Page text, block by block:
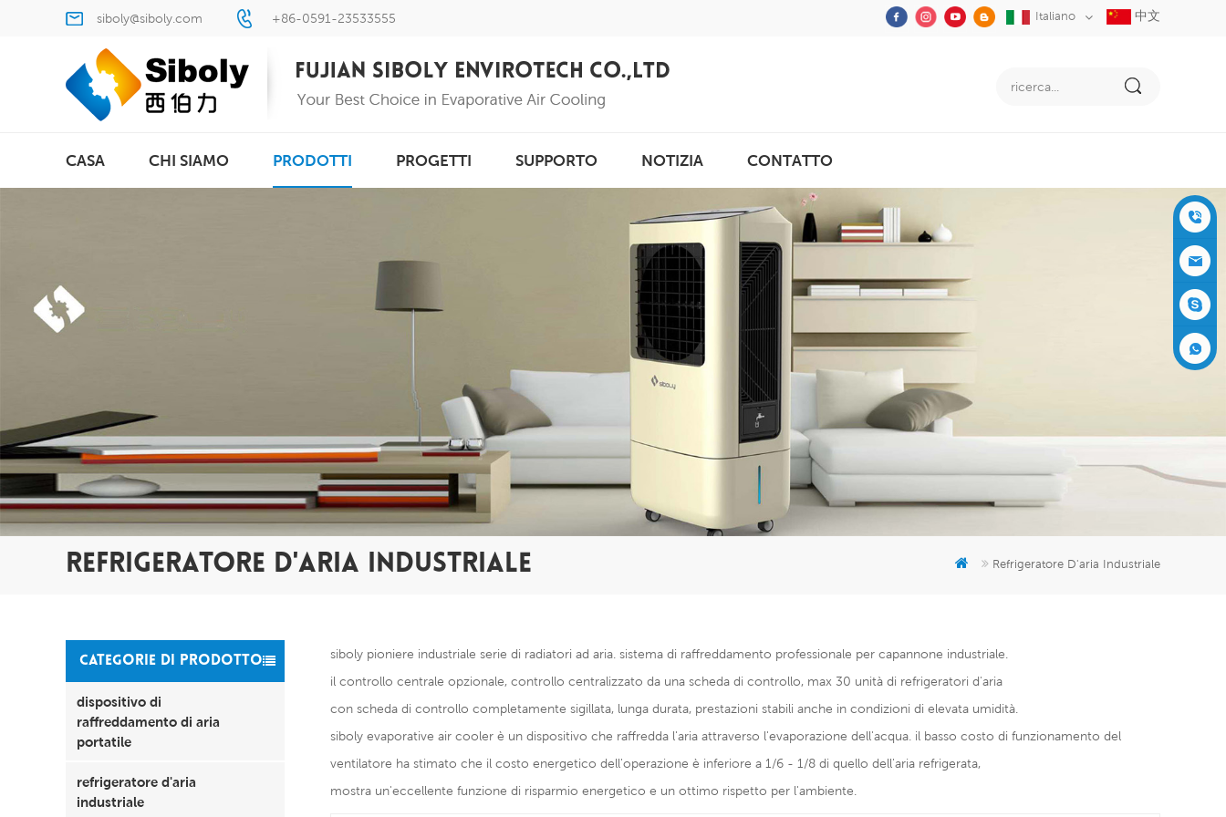
siboly@siboly.com +86-0591-23533555 Italiano 中文
CASA CHI SIAMO PRODOTTI PROGETTI SUPPORTO NOTIZIA CONTATTO
REFRIGERATORE D'ARIA INDUSTRIALE Refrigeratore D'aria Industriale
CATEGORIE DI PRODOTTO
dispositivo di
raffreddamento di aria
portatile
refrigeratore d'aria
industriale
siboly pioniere industriale serie di radiatori ad aria. sistema di raffreddamento professionale per capannone industriale.
il controllo centrale opzionale, controllo centralizzato da una scheda di controllo, max 30 unità di refrigeratori d'aria
con scheda di controllo completamente sigillata, lunga durata, prestazioni stabili anche in condizioni di elevata umidità.
siboly evaporative air cooler è un dispositivo che raffredda l'aria attraverso l'evaporazione dell'acqua. il basso costo di funzionamento del
ventilatore ha stimato che il costo energetico dell'operazione è inferiore a 1/6 - 1/8 di quello dell'aria refrigerata,
mostra un'eccellente funzione di risparmio energetico e un ottimo rispetto per l'ambiente.
+86-05
91-2353
3555
siboly@s
iboly.co
evaporat
er
5951777